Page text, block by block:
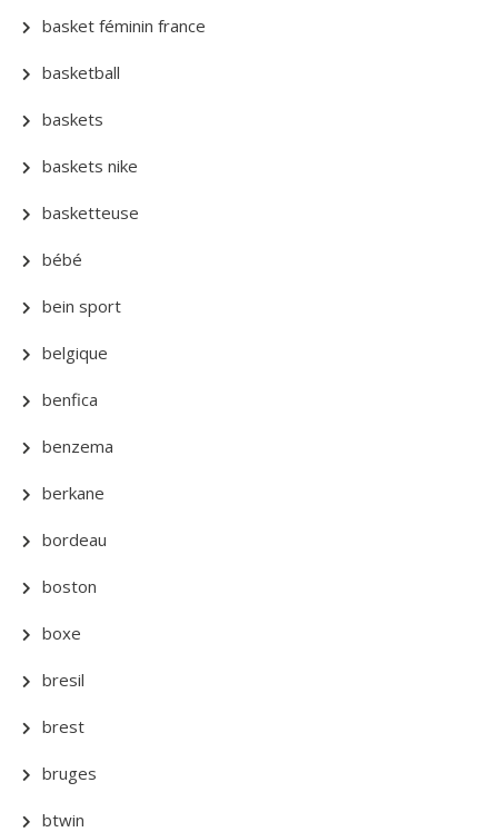
basket féminin france
basketball
baskets
baskets nike
basketteuse
bébé
bein sport
belgique
benfica
benzema
berkane
bordeau
boston
boxe
bresil
brest
bruges
btwin